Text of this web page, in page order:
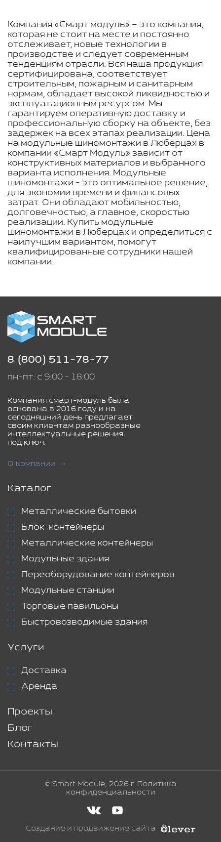
Компания «Смарт модуль» – это компания,
которая не стоит на месте и постоянно
отслеживает, новые технологии в
производстве и следует современным
тенденциям отрасли. Вся наша продукция
сертифицирована, соответствует
строительным, пожарным и санитарным
нормам, обладает высокой ликвидностью и
эксплуатационным ресурсом. Мы
гарантируем оперативную доставку и
профессиональную сборку на объекте, без
задержек на всех этапах реализации. Цена
на модульные шиномонтажи в Люберцах в
компании «Смарт Модуль» зависит от
конструктивных материалов и выбранного
варианта исполнения. Модульные
шиномонтажи - это оптимальное решение,
для экономии времени и финансовых
затрат. Они обладают мобильностью,
долговечностью, а главное, скоростью
реализации. Купить модульные
шиномонтажи в Люберцах и определиться с
наилучшим вариантом, помогут
квалифицированные сотрудники нашей
компании.
8 (800) 511-78-77
пн-пт: с 9:00 - 18:00
Компания смарт-модуль была
основана в 2016 году и на
сегодняшний день предлагает
своим клиентам разнообразные
интеллектуальные решения
под ключ.
О компании
Каталог
Металлические бытовки
Блок-контейнеры
Металлические контейнеры
Модульные здания
Переоборудование контейнеров
Модульные станции
Торговые павильоны
Быстровозводимые здания
Услуги
Доставка
Аренда
Проекты
Блог
Контакты
© Smart Module, 2026 г. Политика
конфиденциальности
Создание и продвижение сайта